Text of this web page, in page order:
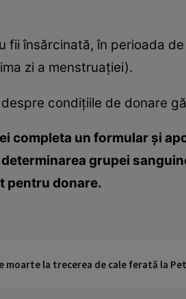
fii însărcinată, în perioada
zi a menstruaţiei).
condiţiile de donare
completa un formular şi
grupei
pentru donare.
moarte la trecerea de cale ferată la